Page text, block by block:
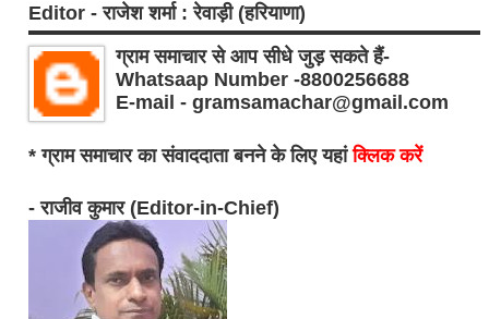
Editor - राजेश शर्मा : रेवाड़ी (हरियाणा)
ग्राम समाचार से आप सीधे जुड़ सकते हैं-
Whatsaap Number -8800256688
E-mail - gramsamachar@gmail.com
* ग्राम समाचार का संवाददाता बनने के लिए यहांक्लिक करें
- राजीव कुमार (Editor-in-Chief)